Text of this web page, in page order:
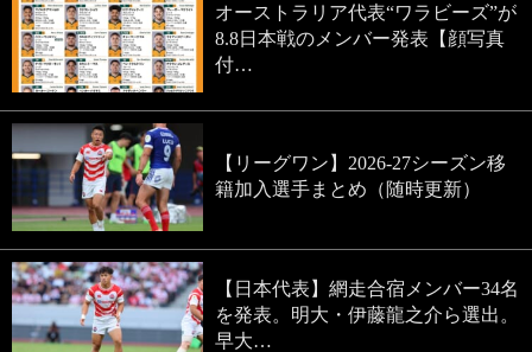
オーストラリア代表“ワラビーズ”が
8.8日本戦のメンバー発表【顔写真
付…
【リーグワン】2026-27シーズン移
籍加入選手まとめ（随時更新）
【日本代表】網走合宿メンバー34名
を発表。明大・伊藤龍之介ら選出。
早大…